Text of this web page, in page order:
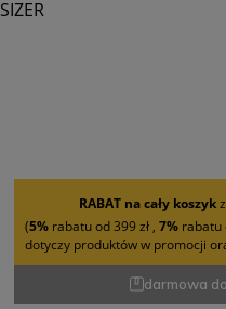
RABAT na cały koszykz
(5% rabatu od 399 zł , 7% rabatu
dotyczy produktów w promocji
darmowa
SIZER